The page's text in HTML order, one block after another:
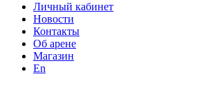
Личный кабинет
Новости
Контакты
Об арене
Магазин
En